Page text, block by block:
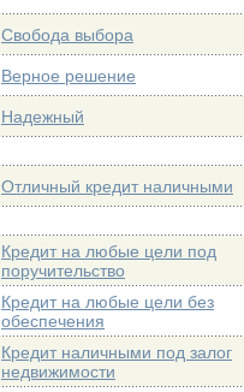
Свобода выбора
Верное решение
Надежный
Отличный кредит наличными
Кредит на любые цели под
поручительство
Кредит на любые цели без
обеспечения
Кредит наличными под залог
недвижимости